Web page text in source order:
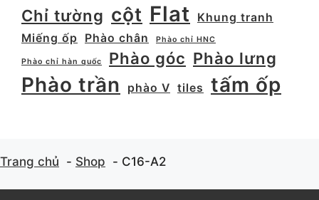
Chỉ tường cột Flat
Khung tranh
Miếng ốp
Phào chân Phào chỉ HNC
Phào chỉ hàn quốc Phào góc Phào lưng
Phào trần phào V tiles tấm ốp
Trang chủ Shop C16-A2